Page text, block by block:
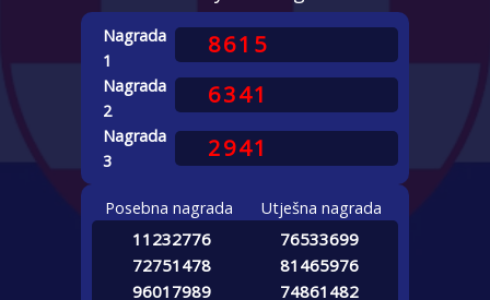
Nagrada
1
8615
Nagrada
2
6341
Nagrada
3
2941
Posebna nagrada Utješna nagrada
1123
7275
9601
2776
1478
7989
7653
8146
7486
3699
5976
1482